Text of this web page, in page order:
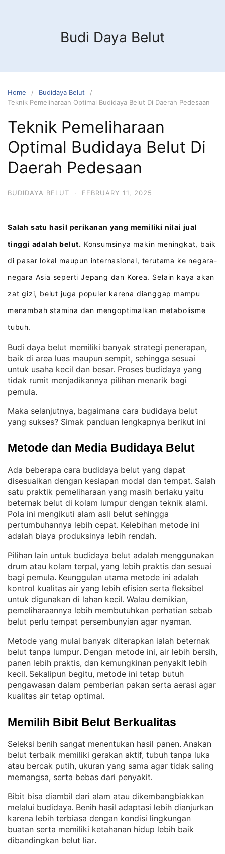
Budi Daya Belut
Home
Budidaya Belut
Teknik Pemeliharaan Optimal Budidaya Belut Di Daerah Pedesaan
Teknik Pemeliharaan
Optimal Budidaya Belut Di
Daerah Pedesaan
BUDIDAYA BELUT · FEBRUARY 11, 2025
Salah satu hasil perikanan yang memiliki nilai jual
tinggi adalah belut. Konsumsinya makin meningkat, baik
di pasar lokal maupun internasional, terutama ke negara-
negara Asia seperti Jepang dan Korea. Selain kaya akan
zat gizi, belut juga populer karena dianggap mampu
menambah stamina dan mengoptimalkan metabolisme
tubuh.
Budi daya belut memiliki banyak strategi penerapan,
baik di area luas maupun sempit, sehingga sesuai
untuk usaha kecil dan besar. Proses budidaya yang
tidak rumit menjadikannya pilihan menarik bagi
pemula.
Maka selanjutnya, bagaimana cara budidaya belut
yang sukses? Simak panduan lengkapnya berikut ini
Metode dan Media Budidaya Belut
Ada beberapa cara budidaya belut yang dapat
disesuaikan dengan kesiapan modal dan tempat. Salah
satu praktik pemeliharaan yang masih berlaku yaitu
beternak belut di kolam lumpur dengan teknik alami
Pola ini mengikuti alam asli belut sehingga
pertumbuhannya lebih cepat. Kelebihan metode ini
adalah biaya produksinya lebih rendah.
Pilihan lain untuk budidaya belut adalah menggunakan
drum atau kolam terpal, yang lebih praktis dan sesuai
bagi pemula. Keunggulan utama metode ini adalah
kontrol kualitas air yang lebih efisien serta fleksibel
untuk digunakan di lahan kecil. Walau demikian,
pemeliharaannya lebih membutuhkan perhatian sebab
belut perlu tempat persembunyian agar nyaman.
Metode yang mulai banyak diterapkan ialah beternak
belut tanpa lumpur. Dengan metode ini, air lebih bersih,
panen lebih praktis, dan kemungkinan penyakit lebih
kecil. Sekalipun begitu, metode ini tetap butuh
pengawasan dalam pemberian pakan serta aerasi agar
kualitas air tetap optimal.
Memilih Bibit Belut Berkualitas
Seleksi benih sangat menentukan hasil panen. Anakan
belut terbaik memiliki gerakan aktif, tubuh tanpa luka
atau bercak putih, ukuran yang sama agar tidak saling
memangsa, serta bebas dari penyakit.
Bibit bisa diambil dari alam atau dikembangbiakkan
melalui budidaya. Benih hasil adaptasi lebih dianjurkan
karena lebih terbiasa dengan kondisi lingkungan
buatan serta memiliki ketahanan hidup lebih baik
dibandingkan belut liar.